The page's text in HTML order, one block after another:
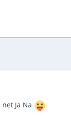
Ja Na